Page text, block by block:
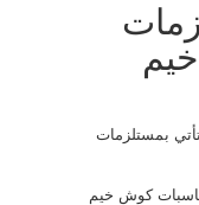
بمستلزمات
كوش خيم